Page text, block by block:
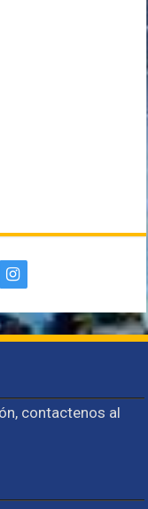
contactenos al